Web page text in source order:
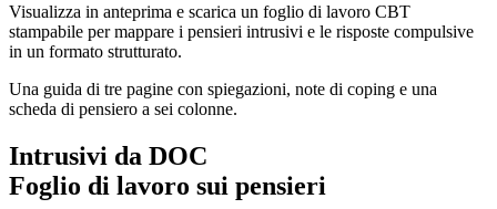
Visualizza in anteprima e scarica un foglio di lavoro CBT
stampabile per mappare i pensieri intrusivi e le risposte compulsive
in un formato strutturato.
Una guida di tre pagine con spiegazioni, note di coping e una
scheda di pensiero a sei colonne.
Intrusivi da DOC
Foglio di lavoro sui pensieri